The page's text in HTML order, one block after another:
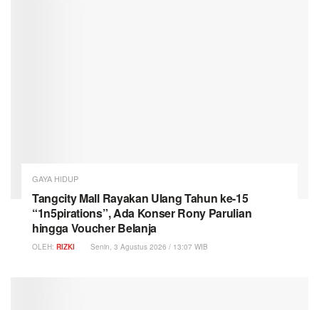
GAYA HIDUP
Tangcity Mall Rayakan Ulang Tahun ke-15
“1n5pirations”, Ada Konser Rony Parulian
hingga Voucher Belanja
OLEH: RIZKI Senin, 3 Agustus 2026 / 13:07 WIB